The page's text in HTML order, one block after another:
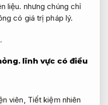
liệu. nhưng chúng chỉ
có giá trị pháp lý.
lĩnh vực có điều
viên, Tiết kiệm nhiên